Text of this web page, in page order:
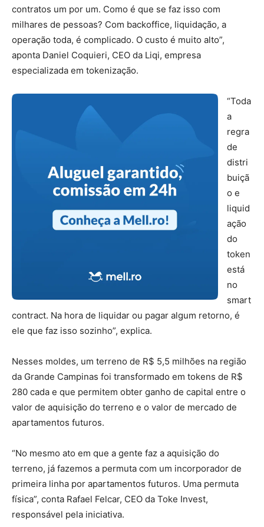
contratos um por um. Como é que se faz isso com
milhares de pessoas? Com backoffice, liquidação, a
operação toda, é complicado. O custo é muito alto”,
aponta Daniel Coquieri, CEO da Liqi, empresa
especializada em tokenização.
“Toda
a
regra
de
distri
buiçã
o e
liquid
ação
do
token
está
no
smart
contract. Na hora de liquidar ou pagar algum retorno, é
ele que faz isso sozinho”, explica.
Nesses moldes, um terreno de R$ 5,5 milhões na região
da Grande Campinas foi transformado em tokens de R$
280 cada e que permitem obter ganho de capital entre o
valor de aquisição do terreno e o valor de mercado de
apartamentos futuros.
“No mesmo ato em que a gente faz a aquisição do
terreno, já fazemos a permuta com um incorporador de
primeira linha por apartamentos futuros. Uma permuta
física”, conta Rafael Felcar, CEO da Toke Invest,
responsável pela iniciativa.